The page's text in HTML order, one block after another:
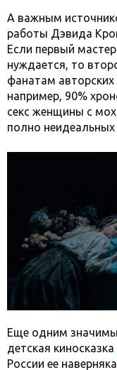
А важным
работы Дэвида
Если первый
нуждается, то
фанатам
например, 90%
секс женщины с
полно неидеальных
Еще одним
детская киносказка
России ее